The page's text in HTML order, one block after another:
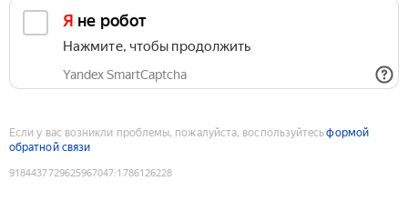
Я не робот
Нажмите, чтобы продолжить
Yandex SmartCaptcha
Если у вас возникли проблемы, пожалуйста, воспользуйтесьформой
обратной связи
9184437729625967047:1786126228